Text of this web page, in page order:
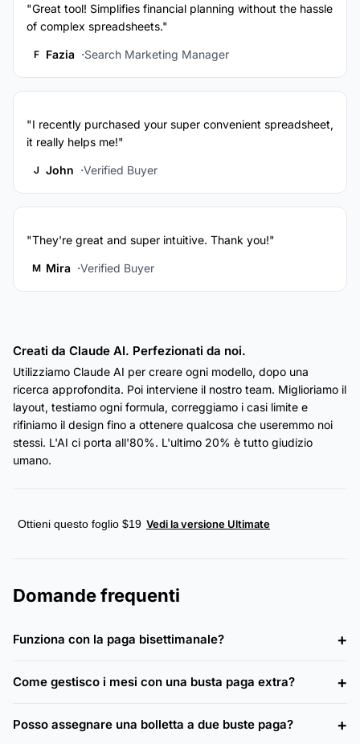
"Great tool! Simplifies financial planning without the hassle
of complex spreadsheets."
F Fazia Search Marketing Manager
"I recently purchased your super convenient spreadsheet,
it really helps me!"
J John Verified Buyer
"They're great and super intuitive. Thank you!"
M Mira Verified Buyer
Creati da Claude AI. Perfezionati da noi.
Utilizziamo Claude AI per creare ogni modello, dopo una
ricerca approfondita. Poi interviene il nostro team. Miglioriamo il
layout, testiamo ogni formula, correggiamo i casi limite e
rifiniamo il design fino a ottenere qualcosa che useremmo noi
stessi. L'AI ci porta all'80%. L'ultimo 20% è tutto giudizio
umano.
Ottieni questo foglio $19 Vedi la versione Ultimate
Domande frequenti
Funziona con la paga bisettimanale?
Come gestisco i mesi con una busta paga extra?
Posso assegnare una bolletta a due buste paga?